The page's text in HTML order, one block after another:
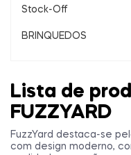
Stock-Off
BRINQUEDOS
Lista de
FUZZYARD
FuzzYard destaca-se
com design moderno,